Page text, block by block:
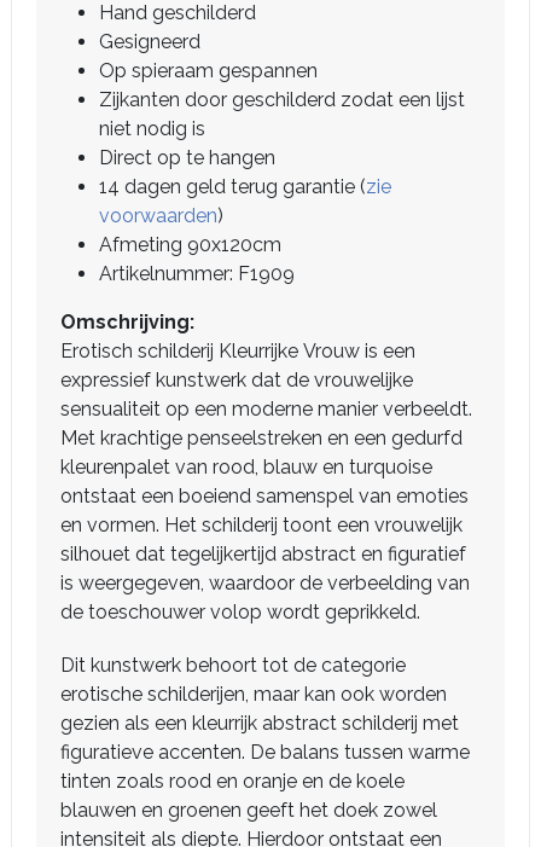
Hand geschilderd
Gesigneerd
Op spieraam gespannen
Zijkanten door geschilderd zodat een lijst
niet nodig is
Direct op te hangen
14 dagen geld terug garantie (zie
voorwaarden)
Afmeting 90x120cm
Artikelnummer: F1909
Omschrijving:
Erotisch schilderij Kleurrijke Vrouw is een
expressief kunstwerk dat de vrouwelijke
sensualiteit op een moderne manier verbeeldt.
Met krachtige penseelstreken en een gedurfd
kleurenpalet van rood, blauw en turquoise
ontstaat een boeiend samenspel van emoties
en vormen. Het schilderij toont een vrouwelijk
silhouet dat tegelijkertijd abstract en figuratief
is weergegeven, waardoor de verbeelding van
de toeschouwer volop wordt geprikkeld.
Dit kunstwerk behoort tot de categorie
erotische schilderijen, maar kan ook worden
gezien als een kleurrijk abstract schilderij met
figuratieve accenten. De balans tussen warme
tinten zoals rood en oranje en de koele
blauwen en groenen geeft het doek zowel
intensiteit als diepte. Hierdoor ontstaat een